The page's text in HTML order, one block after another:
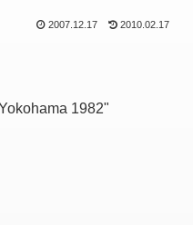
2007.12.17 2010.02.17
1982"